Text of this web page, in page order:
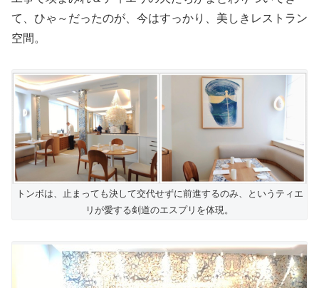
て、ひゃ～だったのが、今はすっかり、美しきレストラン
空間。
トンボは、止まっても決して交代せずに前進するのみ、というティエ
リが愛する剣道のエスプリを体現。